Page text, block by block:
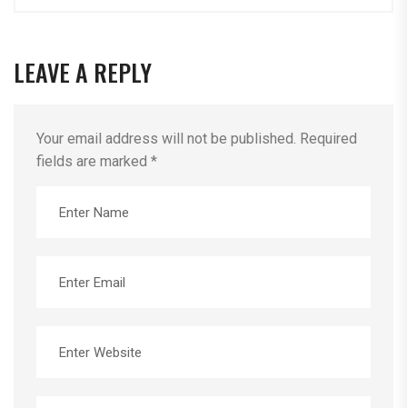
LEAVE A REPLY
Your email address will not be published. Required
fields are marked *